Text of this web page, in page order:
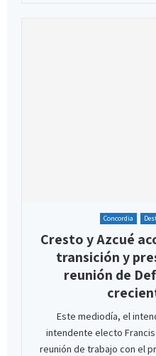
Concordia
Cresto y Azcué
transición y
reunión de
Este mediodía, el
intendente electo
reunión de trabajo con el